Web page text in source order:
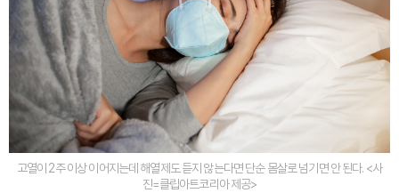
고열이 2주 이상 이어지는데 해열제도 듣지 않는다면 단순 몸살로 넘기면 안 된다. <사
진=클립아트코리아 제공>